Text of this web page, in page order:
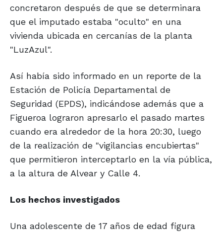
concretaron después de que se determinara
que el imputado estaba "oculto" en una
vivienda ubicada en cercanías de la planta
"LuzAzul".
Así había sido informado en un reporte de la
Estación de Policía Departamental de
Seguridad (EPDS), indicándose además que a
Figueroa lograron apresarlo el pasado martes
cuando era alrededor de la hora 20:30, luego
de la realización de "vigilancias encubiertas"
que permitieron interceptarlo en la vía pública,
a la altura de Alvear y Calle 4.
Los hechos investigados
Una adolescente de 17 años de edad figura